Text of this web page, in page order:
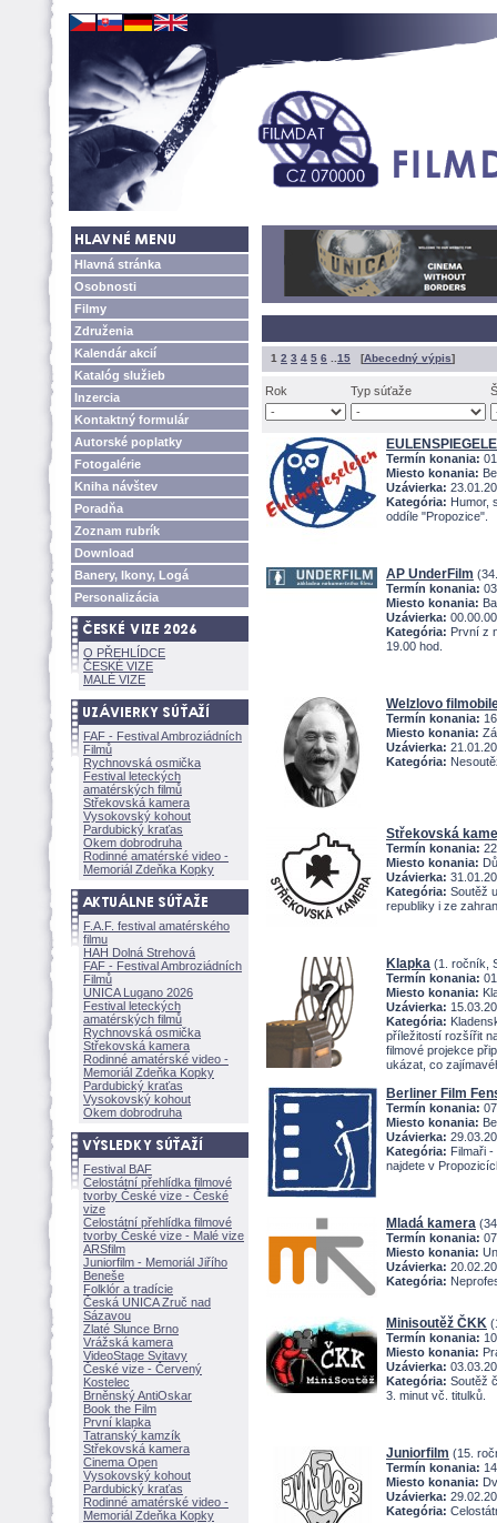
Hlavná stránka
Osobnosti
Filmy
Združenia
Kalendár akcií
Katalóg služieb
Inzercia
Kontaktný formulár
Autorské poplatky
Fotogalérie
Kniha návštev
Poradňa
Zoznam rubrík
Download
Banery, Ikony, Log
Personalizácia
O PŘEHLÍDCE
ČESKÉ VIZE
MALÉ VIZE
FAF - Festival Ambroziádních
Filmů
Rychnovská osmička
Festival leteckých
amatérských filmů
Střekovská kamera
Vysokovský kohout
Pardubický kraťas
Okem dobrodruha
Rodinné amatérské video -
Memoriál Zdeňka Kopky
F.A.F. festival amatérského
filmu
HAH Dolná Strehov
FAF - Festival Ambroziádních
Filmů
UNICA Lugano 2026
Festival leteckých
amatérských filmů
Rychnovská osmička
Střekovská kamera
Rodinné amatérské video -
Memoriál Zdeňka Kopky
Pardubický kraťas
Vysokovský kohout
Okem dobrodruha
Festival BAF
Celostátní přehlídka filmové
tvorby České vize - České
vize
Celostátní přehlídka filmové
tvorby České vize - Malé vize
ARSfilm
Juniorfilm - Memoriál Jiřího
Beneše
Folklór a tradície
Česká UNICA Zruč nad
Sázavou
Zlaté Slunce Brno
Vrážská kamera
VideoStage Svitavy
České vize - Červený
Kostelec
Brněnský AntiOskar
Book the Film
První klapka
Tatranský kamzík
Střekovská kamera
Cinema Open
Vysokovský kohout
Pardubický kraťas
Rodinné amatérské video -
Memoriál Zdeňka Kopky
1 2 3 4 5 6 15 [Abecedný výpis]
Rok Typ súťaže
Termín konania:
Miesto konania:
Uzávierka:
Kategória: Humor,
oddíle "Propozice".
AP UnderFilm
Termín konania:
Miesto konania:
Uzávierka:
Kategória: První z
19.00 hod.
Welzlovo
Termín konania:
Miesto konania:
Uzávierka:
Kategória:
Střekovská
Termín konania:
Miesto konania:
Uzávierka:
Kategória: Soutěž
republiky i ze
Klapka (1. ročník,
Termín konania:
Miesto konania:
Uzávierka:
Kategória:
příležitostí rozšířit
filmové projekce
ukázat, co
Berliner Film
Termín konania:
Miesto konania:
Uzávierka:
Kategória: Filmaři
najdete v
Mladá kamera
Termín konania:
Miesto konania:
Uzávierka:
Kategória:
Minisoutěž ČKK
Termín konania:
Miesto konania:
Uzávierka:
Kategória: Soutěž
3. minut vč. titulků.
Juniorfilm (15.
Termín konania:
Miesto konania:
Uzávierka:
Kategória: